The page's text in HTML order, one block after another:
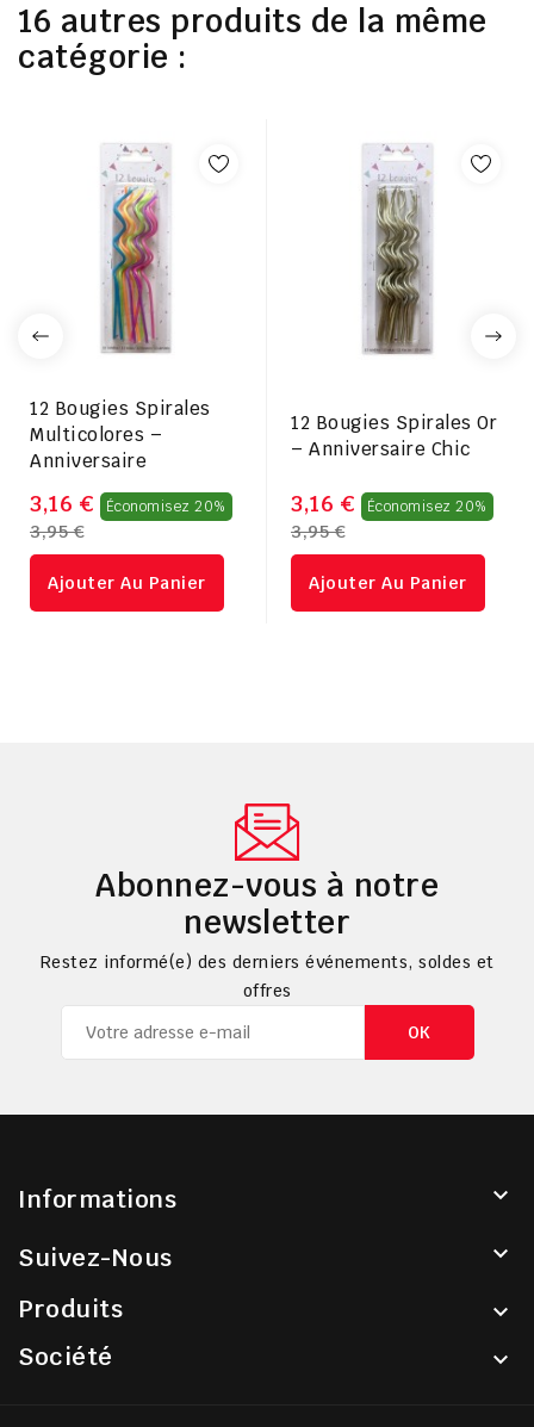
16 autres produits de la même
catégorie :
12 Bougies Spirales
Multicolores –
Anniversaire
3,16 € Économisez 20% Prix
​​
régulier
3,95 €
Ajouter Au Panier
12 Bougies Spirales Or
– Anniversaire Chic
3,16 € Économisez 20% Prix
​​
3,95 €
Ajouter Au Panier
Abonnez-vous à notre
newsletter
Restez informé(e) des derniers événements, soldes et
offres
Informations 
Suivez-Nous 
Produits 
Société 